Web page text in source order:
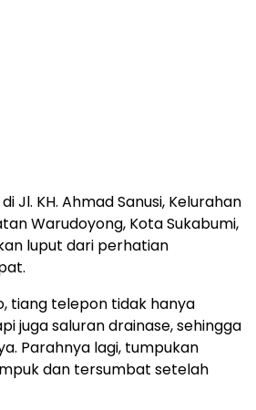
Jl. KH. Ahmad Sanusi, Kelurahan
Warudoyong, Kota Sukabumi,
luput dari perhatian
tiang telepon tidak hanya
juga saluran drainase, sehingga
Parahnya lagi, tumpukan
dan tersumbat setelah